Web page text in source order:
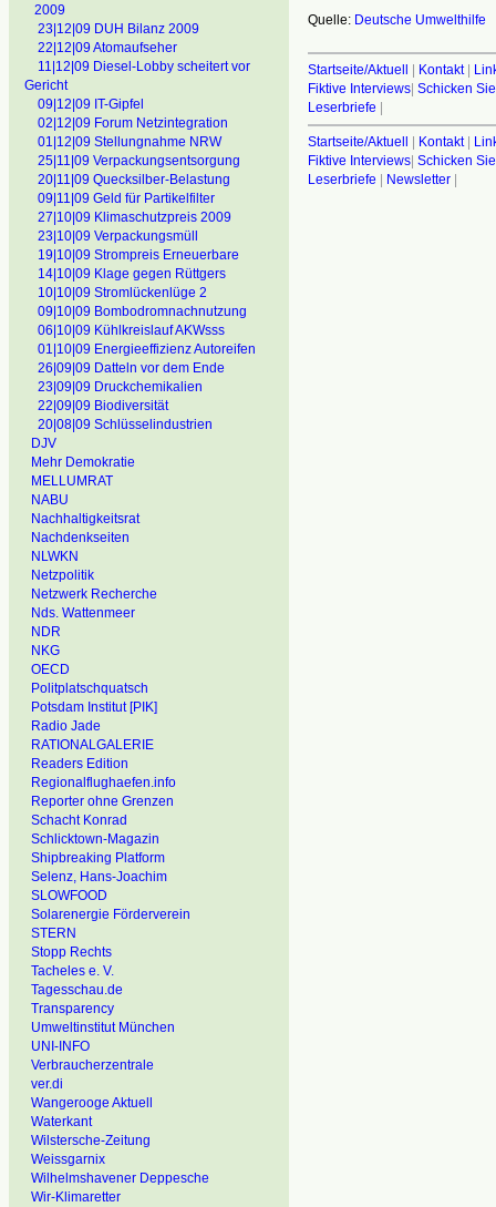
2009
23|12|09 DUH Bilanz 2009
22|12|09 Atomaufseher
11|12|09 Diesel-Lobby scheitert vor
Gericht
09|12|09 IT-Gipfel
02|12|09 Forum Netzintegration
01|12|09 Stellungnahme NRW
25|11|09 Verpackungsentsorgung
20|11|09 Quecksilber-Belastung
09|11|09 Geld für Partikelfilter
27|10|09 Klimaschutzpreis 2009
23|10|09 Verpackungsmüll
19|10|09 Strompreis Erneuerbare
14|10|09 Klage gegen Rüttgers
10|10|09 Stromlückenlüge 2
09|10|09 Bombodromnachnutzung
06|10|09 Kühlkreislauf AKWsss
01|10|09 Energieeffizienz Autoreifen
26|09|09 Datteln vor dem Ende
23|09|09 Druckchemikalien
22|09|09 Biodiversität
20|08|09 Schlüsselindustrien
DJV
Mehr Demokratie
MELLUMRAT
NABU
Nachhaltigkeitsrat
Nachdenkseiten
NLWKN
Netzpolitik
Netzwerk Recherche
Nds. Wattenmeer
NDR
NKG
OECD
Politplatschquatsch
Potsdam Institut [PIK]
Radio Jade
RATIONALGALERIE
Readers Edition
Regionalflughaefen.info
Reporter ohne Grenzen
Schacht Konrad
Schlicktown-Magazin
Shipbreaking Platform
Selenz, Hans-Joachim
SLOWFOOD
Solarenergie Förderverein
STERN
Stopp Rechts
Tacheles e. V.
Tagesschau.de
Transparency
Umweltinstitut München
UNI-INFO
Verbraucherzentrale
ver.di
Wangerooge Aktuell
Waterkant
Wilstersche-Zeitung
Weissgarnix
Wilhelmshavener Deppesche
Wir-Klimaretter
Quelle: Deutsche Umwelthilfe
Startseite/Aktuell | Kontakt|
Fiktive Interviews| Schicken
Leserbriefe |
Startseite/Aktuell | Kontakt|
Fiktive Interviews| Schicken
Leserbriefe | Newsletter|